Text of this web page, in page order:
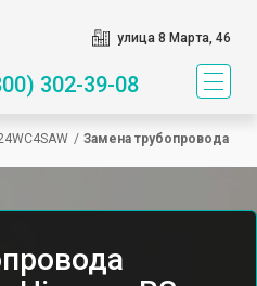
улица 8 Марта, 46
302-39-08
/ Замена трубопровода